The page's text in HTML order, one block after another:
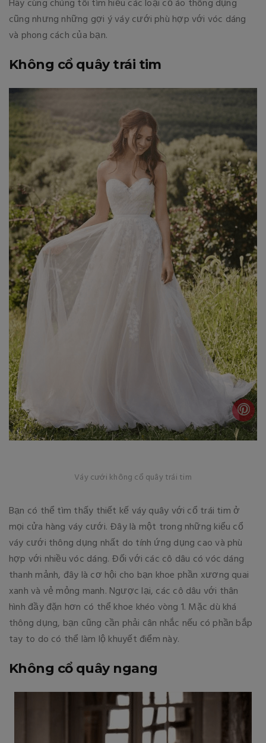
Hãy cùng chúng tôi tìm hiểu các loại cổ áo thông dụng
cũng nhưng những gợi ý váy cưới phù hợp với vóc dáng
và phong cách của bạn.
Không cổ quây trái tim
Váy cưới không cổ quây trái tim
Bạn có thể tìm thấy thiết kế váy quây với cổ trái tim ở
mọi cửa hàng váy cưới. Đây là một trong những kiểu cổ
váy cưới thông dụng nhất do tính ứng dụng cao và phù
hợp với nhiều vóc dáng. Đối với các cô dâu có vóc dáng
thanh mảnh, đây là cơ hội cho bạn khoe phần xương quai
xanh và vẻ mỏng manh. Ngược lại, các cô dâu với thân
hình đầy đặn hơn có thể khoe khéo vòng 1. Mặc dù khá
thông dụng, bạn cũng cần phải cân nhắc nếu có phần bắp
tay to do có thể làm lộ khuyết điểm này.
Không cổ quây ngang